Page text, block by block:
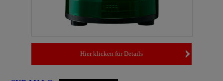
Hier klicken für Details